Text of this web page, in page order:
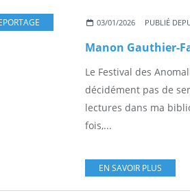
03/01/2026 PUBLIÉ
Le Festival des
décidément pas de
lectures dans ma
fois,...
EN SAVOIR PLUS